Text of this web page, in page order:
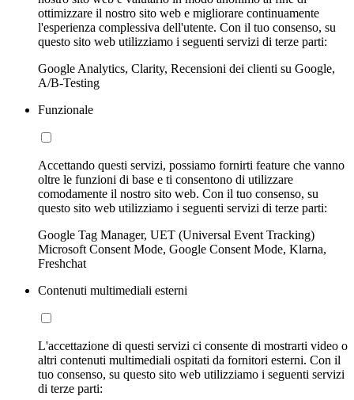
ottimizzare il nostro sito web e migliorare continuamente
l'esperienza complessiva dell'utente. Con il tuo consenso, su
questo sito web utilizziamo i seguenti servizi di terze parti:
Google Analytics, Clarity, Recensioni dei clienti su Google,
A/B-Testing
Funzionale
Accettando questi servizi, possiamo fornirti feature che vanno
oltre le funzioni di base e ti consentono di utilizzare
comodamente il nostro sito web. Con il tuo consenso, su
questo sito web utilizziamo i seguenti servizi di terze parti:
Google Tag Manager, UET (Universal Event Tracking)
Microsoft Consent Mode, Google Consent Mode, Klarna,
Freshchat
Contenuti multimediali esterni
L'accettazione di questi servizi ci consente di mostrarti video o
altri contenuti multimediali ospitati da fornitori esterni. Con il
tuo consenso, su questo sito web utilizziamo i seguenti servizi
di terze parti: